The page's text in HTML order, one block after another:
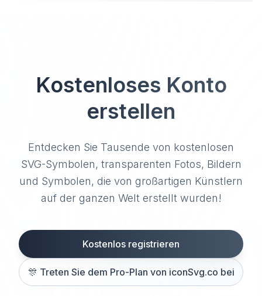
Kostenloses Konto
erstellen
Entdecken Sie Tausende von kostenlosen
SVG-Symbolen, transparenten Fotos, Bildern
und Symbolen, die von großartigen Künstlern
auf der ganzen Welt erstellt wurden!
Kostenlos registrieren
🎊 Treten Sie dem Pro-Plan von iconSvg.co bei